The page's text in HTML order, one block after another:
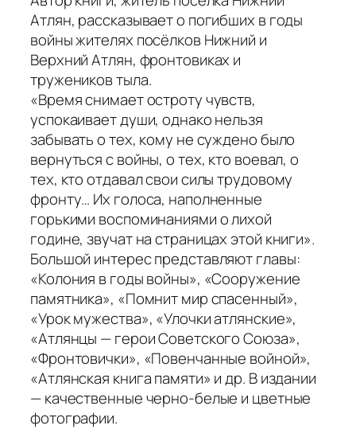
Атлян, рассказывает о погибших в годы
войны жителях посёлков Нижний и
Верхний Атлян, фронтовиках и
тружеников тыла.
«Время снимает остроту чувств,
успокаивает души, однако нельзя
забывать о тех, кому не суждено было
вернуться с войны, о тех, кто воевал, о
тех, кто отдавал свои силы трудовому
фронту… Их голоса, наполненные
горькими воспоминаниями о лихой
године, звучат на страницах этой книги».
Большой интерес представляют главы:
«Колония в годы войны», «Сооружение
памятника», «Помнит мир спасенный»,
«Урок мужества», «Улочки атлянские»,
«Атлянцы — герои Советского Союза»,
«Фронтовички», «Повенчанные войной»,
«Атлянская книга памяти» и др. В издании
— качественные черно-белые и цветные
фотографии.